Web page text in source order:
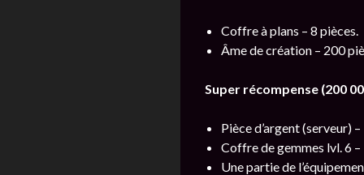
Coffre à plans – 8 pièces.
Âme de création – 200
Super récompense (200
Pièce d’argent (serveur)
Coffre de gemmes lvl. 6 –
Une partie de